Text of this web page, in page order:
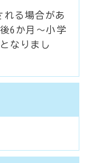
れる場合があ
6か月～小学
なりまし